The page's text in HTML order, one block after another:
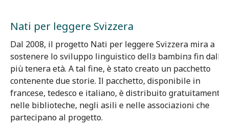
Nati per leggere Svizzera
Dal 2008, il progetto Nati per leggere Svizzera mira a
sostenere lo sviluppo linguistico dellз bambinз fin dalla
più tenera età. A tal fine, è stato creato un pacchetto
contenente due storie. Il pacchetto, disponibile in
francese, tedesco e italiano, è distribuito gratuitamente
nelle biblioteche, negli asili e nelle associazioni che
partecipano al progetto.